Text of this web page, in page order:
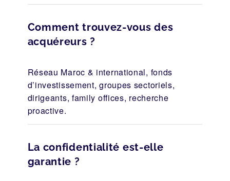
Comment trouvez-vous des
acquéreurs ?
Réseau Maroc & international, fonds
d’investissement, groupes sectoriels,
dirigeants, family offices, recherche
proactive.
La confidentialité est-elle
garantie ?